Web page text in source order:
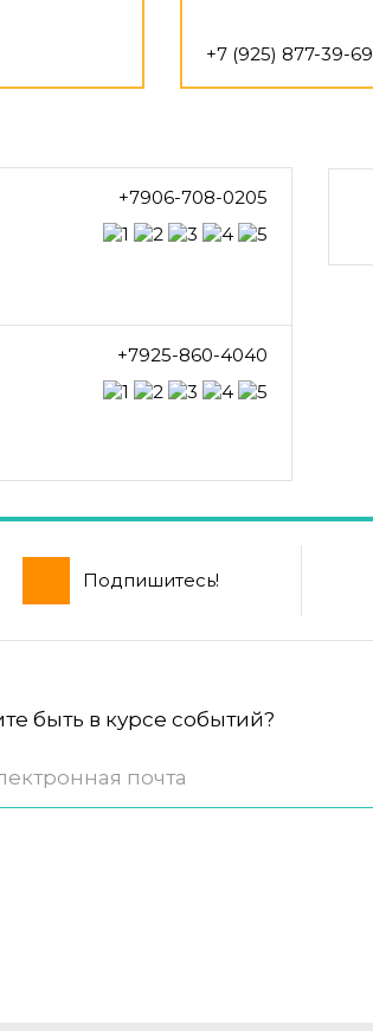
+7 (925) 877-39-69
+7906-708-0205
+7925-860-4040
Подпишитесь!
быть в курсе событий?